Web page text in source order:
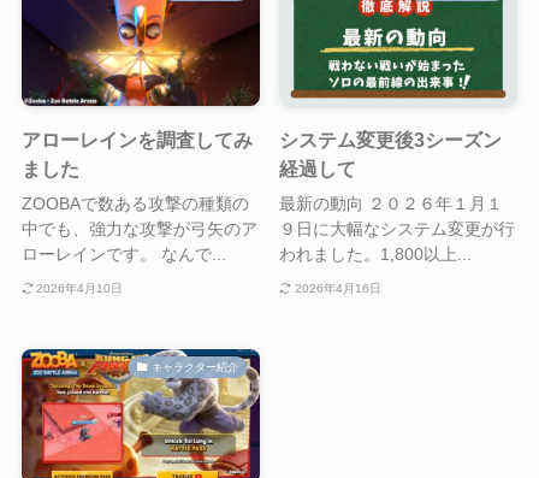
アローレインを調査してみ
ました
ZOOBAで数ある攻撃の種類の
中でも、強力な攻撃が弓矢のア
ローレインです。 なんで...
2026年4月10日
システム変更後3シーズン
経過して
最新の動向 ２０２６年１月１
９日に大幅なシステム変更が行
われました。1,800以上...
2026年4月16日
キャラクター紹介